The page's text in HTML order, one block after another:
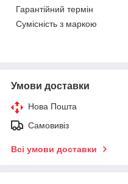
Гарантійний термін
Сумісність з маркою
Умови доставки
Нова Пошта
Самовивіз
Всі умови доставки